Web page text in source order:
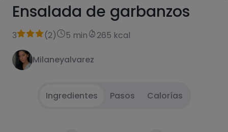
Ensalada de garbanzos
3 (2) 5 min 265 kcal
Milaneyalvarez
Ingredientes Pasos Calorías